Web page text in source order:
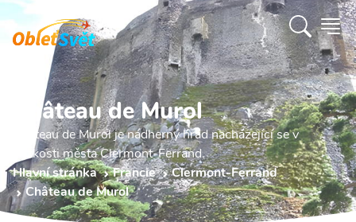
Château de Murol
Château de Murol je nádherný hrad nacházející se v
blízkosti města Clermont-Ferrand.
Hlavní stránka
Francie
Clermont-Ferrand
Château de Murol